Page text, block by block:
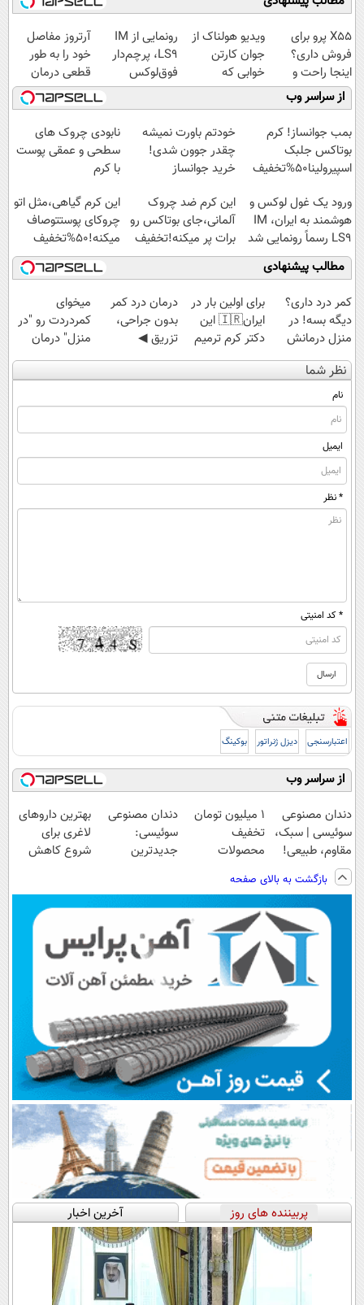
X55 پرو برای
فروش داری؟
اینجا راحت و
سریع بفروشش
ویدیو هولناک از
جوان کارتن
خوابی که
میلیاردر شد.
آموزش رایگان
رونمایی از IM
LS9، پرچم‌دار
فوق‌لوکس
EREV وارد بازار
ایران شد
آرتروز مفاصل
خود را به طور
قطعی درمان
کنید!
◗پرسش‌نامه◖
از سراسر وب
بمب جوانساز! کرم
بوتاکس جلبک
اسپیرولینا50%تخفیف
خودتم باورت نمیشه
چقدر جوون شدی!
خرید جوانساز
ویژه
نابودی چروک های
سطحی و عمقی پوست
با کرم
ورود یک غول لوکس و
هوشمند به ایران، IM
LS9 رسماً رونمایی شد
این کرم ضد چروک
آلمانی،جای بوتاکس رو
برات پر میکنه!تخفیف
تا امشب
این کرم گیاهی،مثل اتو
چروکای پوستتوصاف
میکنه!50%تخفیف
مطالب پیشنهادی
کمر درد داری؟
دیگه بسه! در
منزل درمانش
کن
(◀پرسش‌نامه)
برای اولین بار در
ایران🇮🇷 این
دکتر کرم ترمیم
کننده 23 روزه
ساخت!
درمان درد کمر
بدون جراحی،
تزریق ◀
پرسش‌نامه رو پر
کن ▶
میخوای
کمردردت رو "در
منزل" درمان
کنی؟ (◂فیلم +
◂پرسش‌نامه)
نظر شما
نام
ایمیل
* نظر
* کد امنیتی
اعتبارسنجی دیزل ژنراتور بوکینگ
از سراسر وب
دندان مصنوعی
سوئیسی | سبک،
مقاوم، طبیعی!
ویزیت
رایگان+پرداخت
اقساطی😍
۱ میلیون تومان
تخفیف
محصولات
نزدیک‌تر به
شروع کاهش
وزن
دندان مصنوعی
سوئیسی:
جدیدترین
پرداخت قسطی
بهترین داروهای
لاغری برای
شروع کاهش
نزدیکت!
بازگشت به بالای صفحه
پربیننده های روز آخرین اخبار